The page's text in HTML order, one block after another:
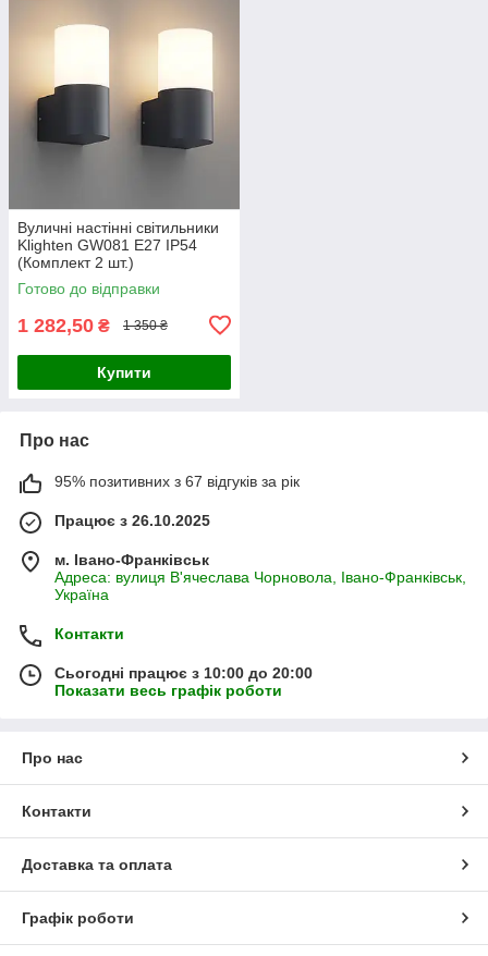
Вуличні настінні світильники
Klighten GW081 E27 IP54
(Комплект 2 шт.)
Готово до відправки
1 282,50 ₴ 1 350 ₴
Купити
Про нас
95% позитивних з 67 відгуків за рік
Працює з 26.10.2025
м. Івано-Франківськ
Адреса: вулиця В'ячеслава Чорновола, Івано-Франківськ,
Україна
Контакти
Сьогодні працює з 10:00 до 20:00
Показати весь графік роботи
Про нас
Контакти
Доставка та оплата
Графік роботи